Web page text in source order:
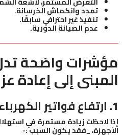
تمدد وانكماش الخرسانة.
تنفيذ غير احترافي سابقًا.
عدم الصيانة الدورية.
مؤشرات واضحة
المبنى إلى إعادة
1. ارتفاع فواتير الكهرباء بشكل ملحوظ
إذا لاحظت زيادة مستمرة في
الأجهزة، _فقد يكون السبب :-